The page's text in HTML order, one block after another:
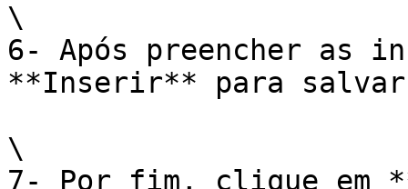
\
6- Após preencher as
**Inserir** para
\
7- Por fim, clique em